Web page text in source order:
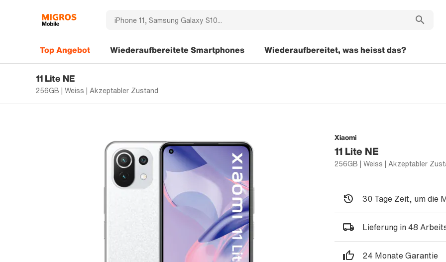
Top Angebot Wiederaufbereitete Smartphones Wiederaufbereitet, was heisst das?
11 Lite NE
256GB | Weiss | Akzeptabler Zustand
Xiaomi
11 Lite NE
256GB | Weiss | Akzeptabler
30 Tage Zeit, um die
Lieferung in 48
24 Monate Garantie